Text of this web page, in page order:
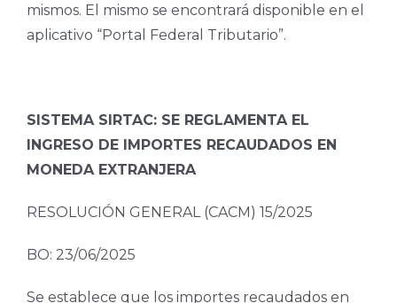
mismos. El mismo se encontrará disponible en el
aplicativo “Portal Federal Tributario”.
SISTEMA SIRTAC: SE REGLAMENTA EL
INGRESO DE IMPORTES RECAUDADOS EN
MONEDA EXTRANJERA
RESOLUCIÓN GENERAL (CACM) 15/2025
BO: 23/06/2025
Se establece que los importes recaudados en